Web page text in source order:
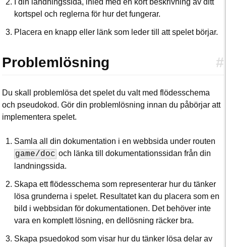
I din landningssida, inled med en kort beskrivning av ditt
kortspel och reglerna för hur det fungerar.
Placera en knapp eller länk som leder till att spelet börjar.
#
Problemlösning
Du skall problemlösa det spelet du valt med flödesschema
och pseudokod. Gör din problemlösning innan du påbörjar att
implementera spelet.
Samla all din dokumentation i en webbsida under routen
game/doc och länka till dokumentationssidan från din
landningssida.
Skapa ett flödesschema som representerar hur du tänker
lösa grunderna i spelet. Resultatet kan du placera som en
bild i webbsidan för dokumentationen. Det behöver inte
vara en komplett lösning, en dellösning räcker bra.
Skapa psuedokod som visar hur du tänker lösa delar av